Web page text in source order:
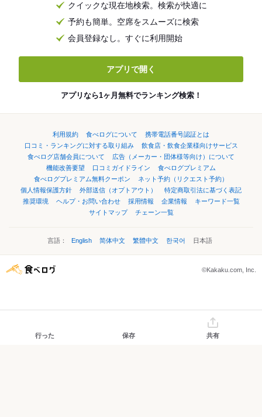
クイックな現在地検索。検索が快適に
予約も簡単。空席をスムーズに検索
会員登録なし。すぐに利用開始
アプリで開く
アプリなら1ヶ月無料でランキング検索！
利用規約 食べログについて
携帯電話番号認証とは
口コミ・ランキングに対する取り組み
飲食店・飲食企業様向けサービス
食べログ店舗会員について
広告（メーカー・団体様等向け）について
機能改善要望
口コミガイドライン
食べログプレミアム
食べログプレミアム無料クーポン
ネット予約（リクエスト予約）
個人情報保護方針
外部送信（オプトアウト）
特定商取引法に基づく表記
推奨環境
ヘルプ・お問い合わせ 採用情報 企業情報
キーワード一覧
サイトマップ
チェーン一覧
言語： English 简体中文 繁體中文 한국어 日本語
©Kakaku.com, Inc.
行った 保存 共有